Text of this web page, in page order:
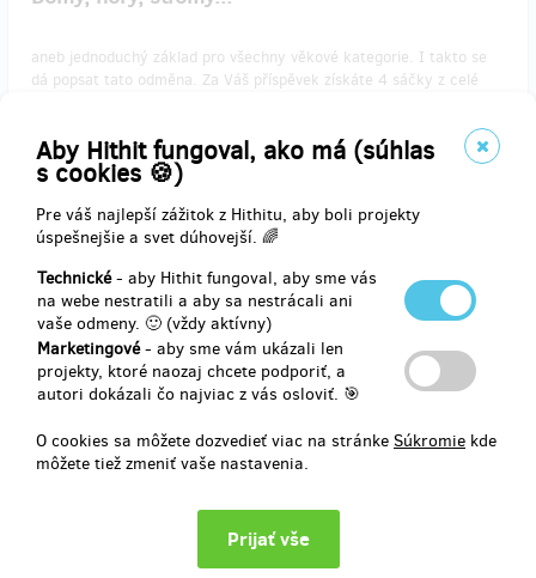
Aby Hithit fungoval, ako má (súhlas
s cookies 🍪)
Pre váš najlepší zážitok z Hithitu, aby boli projekty
úspešnejšie a svet dúhovejší. 🌈
Technické- aby Hithit fungoval, aby sme vás
na webe nestratili a aby sa nestrácali ani
vaše odmeny. 🙂 (vždy aktívny)
Marketingové- aby sme vám ukázali len
projekty, ktoré naozaj chcete podporiť, a
autori dokázali čo najviac z vás osloviť. 🎯
O cookies sa môžete dozvedieť viac na stránke Súkromie kde
môžete tiež zmeniť vaše nastavenia.
aneb jednoduchý základ pro všechny věkové kategorie. I takto se
dá popsat tato odměna. Za Váš příspěvek získáte 4 sáčky z celé
Součástí sady je dvojice hor, dvojice stromů, domečky z kostek a
sada plotů.
Doprava Zásilkovnou je zahrnuta v ceně.
Doručenia odmeny: Zásilkovna, do mesiaca po ukončení projektu na
Hithitu
16,48 €
(400 Kč)
predané 9
Jako svoji odměnu získáte z celé kolekce balíčky, které obsahují
dřevěné vláčky a vagónky k sestavení. Získáte celkem 4